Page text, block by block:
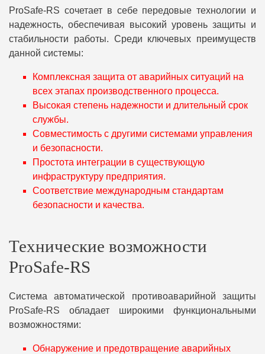
ProSafe-RS сочетает в себе передовые технологии и
надежность, обеспечивая высокий уровень защиты и
стабильности работы. Среди ключевых преимуществ
данной системы:
Комплексная защита от аварийных ситуаций на
всех этапах производственного процесса.
Высокая степень надежности и длительный срок
службы.
Совместимость с другими системами управления
и безопасности.
Простота интеграции в существующую
инфраструктуру предприятия.
Соответствие международным стандартам
безопасности и качества.
Технические возможности
ProSafe-RS
Система автоматической противоаварийной защиты
ProSafe-RS обладает широкими функциональными
возможностями:
Обнаружение и предотвращение аварийных